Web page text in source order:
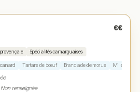
€€
Spécialités camarguaises
Tartare de bœuf Brandade de morue Mille-feuille
Non renseignée